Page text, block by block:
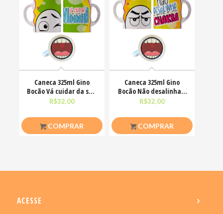
Caneca 325ml Gino
Bocão Vá cuidar da sua
vidinha Engraçadas
R$32,00
COMPRAR
Caneca 325ml Gino
Bocão Não desalinha a
porra do meu chakra
R$32,00
COMPRAR
ACESSE